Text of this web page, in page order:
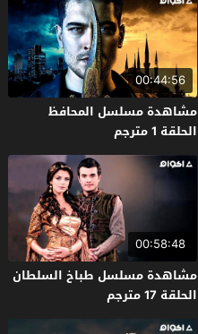
00:44:56
مشاهدة مسلسل المحافظ
الحلقة 1 مترجم
00:58:48
مشاهدة مسلسل طباخ السلطان
الحلقة 17 مترجم